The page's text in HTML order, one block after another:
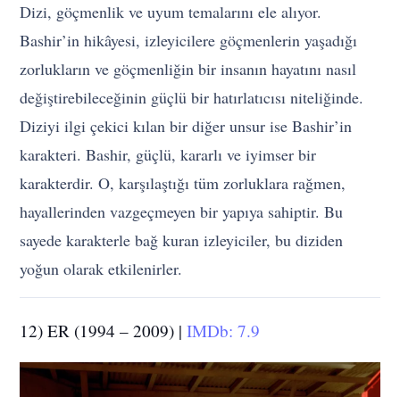
Dizi, göçmenlik ve uyum temalarını ele alıyor.
Bashir’in hikâyesi, izleyicilere göçmenlerin yaşadığı
zorlukların ve göçmenliğin bir insanın hayatını nasıl
değiştirebileceğinin güçlü bir hatırlatıcısı niteliğinde.
Diziyi ilgi çekici kılan bir diğer unsur ise Bashir’in
karakteri. Bashir, güçlü, kararlı ve iyimser bir
karakterdir. O, karşılaştığı tüm zorluklara rağmen,
hayallerinden vazgeçmeyen bir yapıya sahiptir. Bu
sayede karakterle bağ kuran izleyiciler, bu diziden
yoğun olarak etkilenirler.
12) ER (1994 – 2009) |IMDb: 7.9